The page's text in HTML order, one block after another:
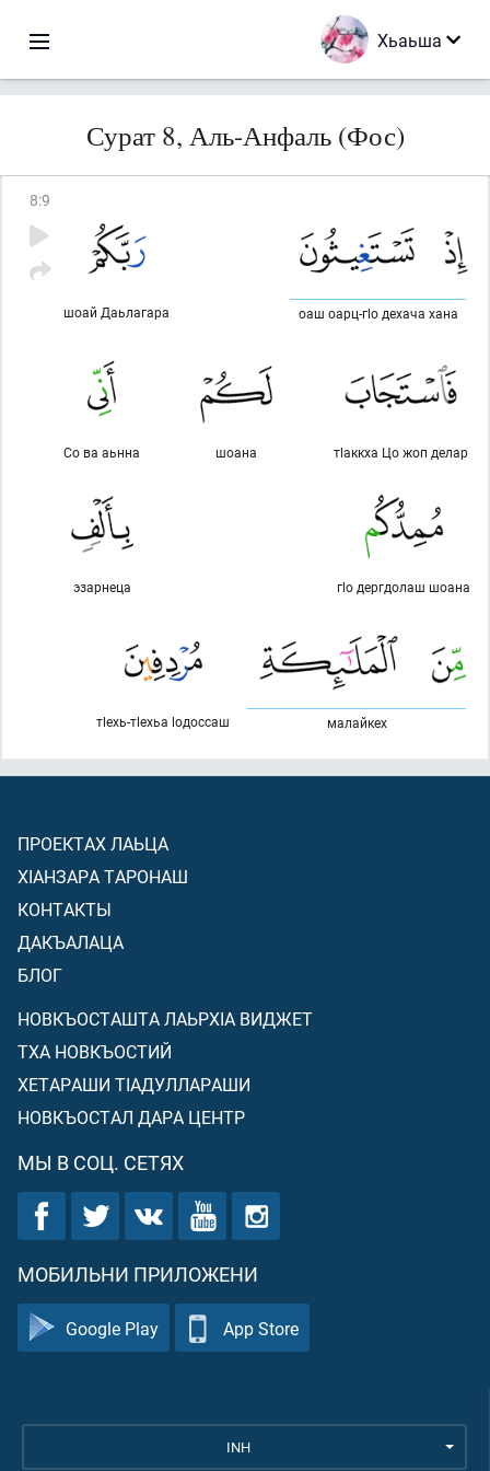
Хьаьша
Сурат 8, Аль-Анфаль (Фос)
8:9
оаш оарц-гlо дехача хана
шоай Даьлагара
тlаккха Цо жоп делар
шоана
Со ва аьнна
гlо дергдолаш шоана
эзарнеца
малайкех
тlехь-тlехьа lодоссаш
ПРОЕКТАХ ЛАЬЦА
ХIАНЗАРА ТАРОНАШ
КОНТАКТЫ
ДАКЪАЛАЦА
БЛОГ
НОВКЪОСТАШТА ЛАЬРХIА ВИДЖЕТ
ТХА НОВКЪОСТИЙ
ХЕТАРАШИ ТIАДУЛЛАРАШИ
НОВКЪОСТАЛ ДАРА ЦЕНТР
МЫ В СОЦ. СЕТЯХ
МОБИЛЬНИ ПРИЛОЖЕНИ
Google Play App Store
INH